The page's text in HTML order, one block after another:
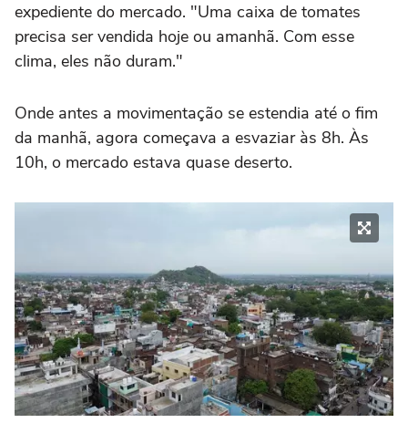
expediente do mercado. "Uma caixa de tomates
precisa ser vendida hoje ou amanhã. Com esse
clima, eles não duram."
Onde antes a movimentação se estendia até o fim
da manhã, agora começava a esvaziar às 8h. Às
10h, o mercado estava quase deserto.